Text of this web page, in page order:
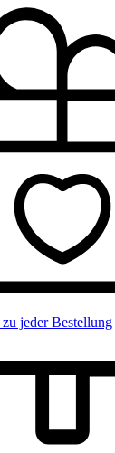
zu jeder Bestellung